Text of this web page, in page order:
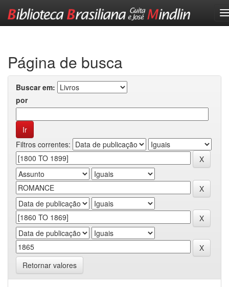
Página de busca
Buscar em:
por
Filtros correntes:
Retornar valores